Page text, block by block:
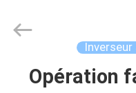
APERÇU
Electrical
Opération